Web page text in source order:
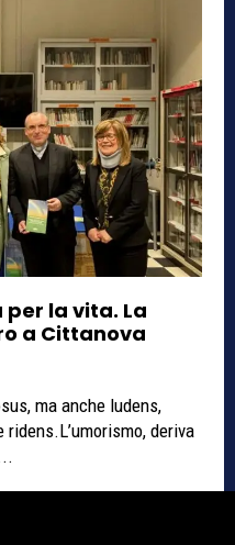
la vita. La
a Cittanova
ma anche ludens,
deriva